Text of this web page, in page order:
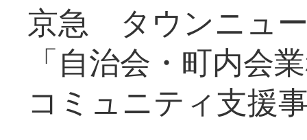
京急 タウンニュ
「自治会・町内会
コミュニティ支援